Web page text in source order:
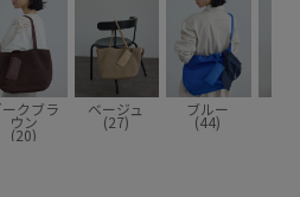
クブラ
ウン
(20)
ベージュ
(27)
ブルー
(44)